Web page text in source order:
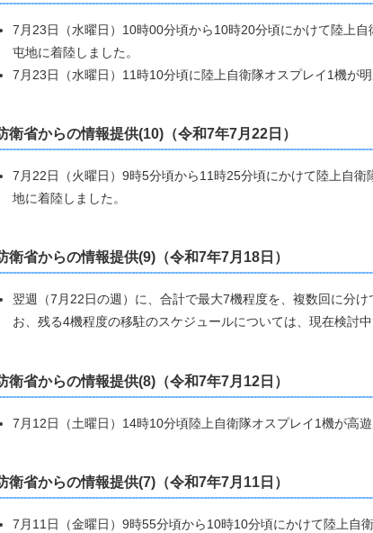
7月23日（水曜日）10時00分頃から10時20分頃にかけて陸上
屯地に着陸しました。
7月23日（水曜日）11時10分頃に陸上自衛隊オスプレイ1機が
衛省からの情報提供(10)（令和7年7月22日）
7月22日（火曜日）9時5分頃から11時25分頃にかけて陸上自
地に着陸しました。
衛省からの情報提供(9)（令和7年7月18日）
翌週（7月22日の週）に、合計で最大7機程度を、複数回に分
お、残る4機程度の移駐のスケジュールについては、現在検討
衛省からの情報提供(8)（令和7年7月12日）
7月12日（土曜日）14時10分頃陸上自衛隊オスプレイ1機が高
衛省からの情報提供(7)（令和7年7月11日）
7月11日（金曜日）9時55分頃から10時10分頃にかけて陸上自